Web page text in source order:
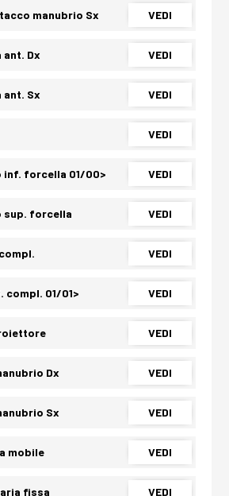
manubrio Sx VEDI
Dx VEDI
Sx VEDI
VEDI
inf. forcella 01/00> VEDI
sup. forcella VEDI
VEDI
compl. 01/01> VEDI
VEDI
Dx VEDI
Sx VEDI
mobile VEDI
fissa VEDI